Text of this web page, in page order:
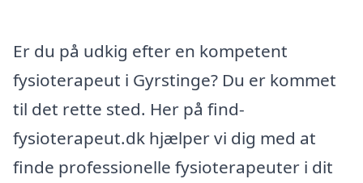
Er du på udkig efter en kompetent
fysioterapeut i Gyrstinge? Du er kommet
til det rette sted. Her på find-
fysioterapeut.dk hjælper vi dig med at
finde professionelle fysioterapeuter i dit